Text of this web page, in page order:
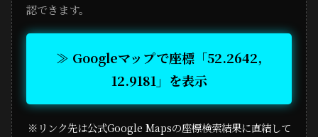
認できます。
≫ Googleマップで座標「52.2642,
12.9181」を表示
※リンク先は公式Google Mapsの座標検索結果に直結して